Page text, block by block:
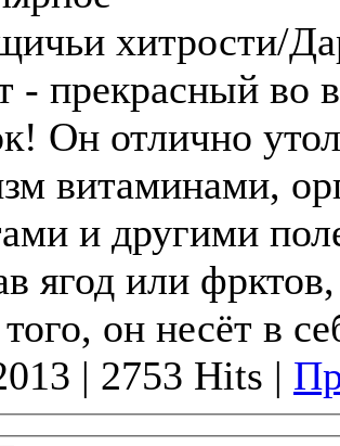
хитрости/
- прекрасный во
витаминами,
и другими
ягод или
он несёт в
06.09.2013 | 2753 Hits |